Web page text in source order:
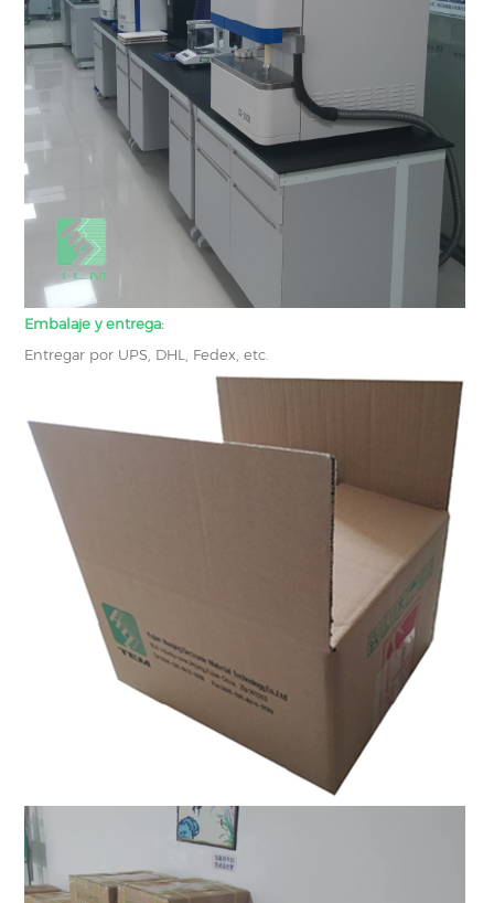
Embalaje y entrega:
Entregar por UPS, DHL, Fedex, etc.